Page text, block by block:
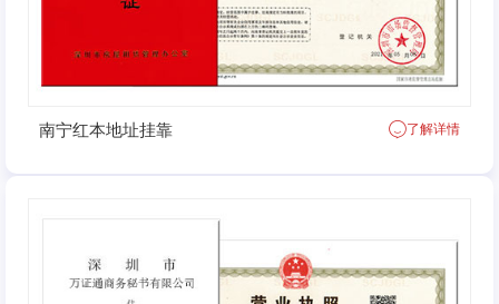
南宁红本地址挂靠 了解详情